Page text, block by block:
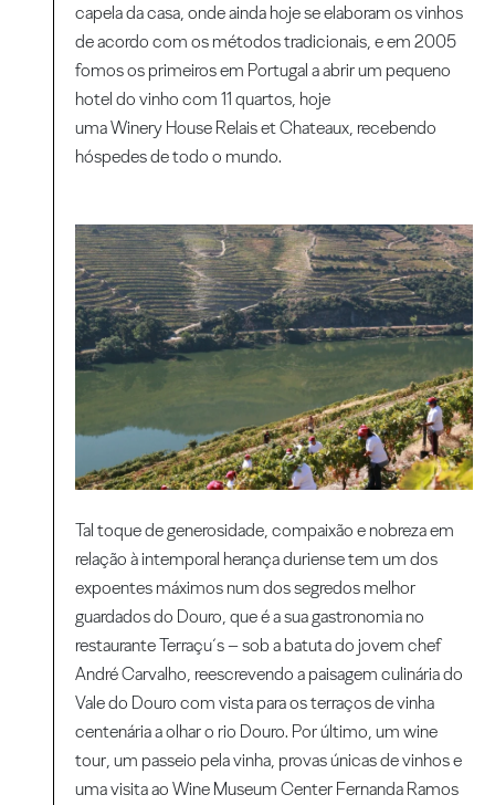
capela da casa, onde ainda hoje se elaboram os vinhos
de acordo com os métodos tradicionais, e em 2005
fomos os primeiros em Portugal a abrir um pequeno
hotel do vinho com 11 quartos, hoje
uma Winery House Relais et Chateaux, recebendo
hóspedes de todo o mundo.
Tal toque de generosidade, compaixão e nobreza em
relação à intemporal herança duriense tem um dos
expoentes máximos num dos segredos melhor
guardados do Douro, que é a sua gastronomia no
restaurante Terraçu´s – sob a batuta do jovem chef
André Carvalho, reescrevendo a paisagem culinária do
Vale do Douro com vista para os terraços de vinha
centenária a olhar o rio Douro. Por último, um wine
tour, um passeio pela vinha, provas únicas de vinhos e
uma visita ao Wine Museum Center Fernanda Ramos